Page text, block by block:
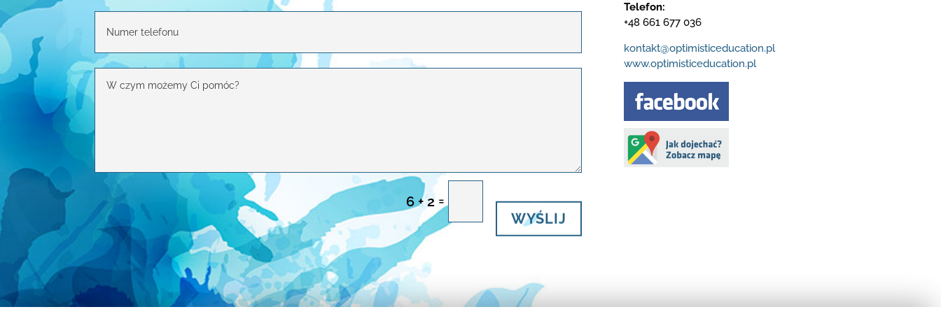
6 + 2 =
WYŚLIJ
Telefon:
+48 661 677 036
kontakt@optimisticeducation.pl
www.optimisticeducation.pl